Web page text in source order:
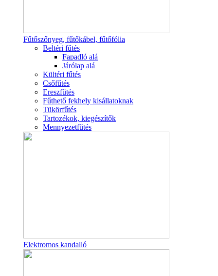
Fűtőszőnyeg, fűtőkábel, fűtőfólia
Beltéri fűtés
Fapadló alá
Járólap alá
Kültéri fűtés
Csőfűtés
Ereszfűtés
Fűthető fekhely kisállatoknak
Tükörfűtés
Tartozékok, kiegészítők
Mennyezetfűtés
Elektromos kandalló